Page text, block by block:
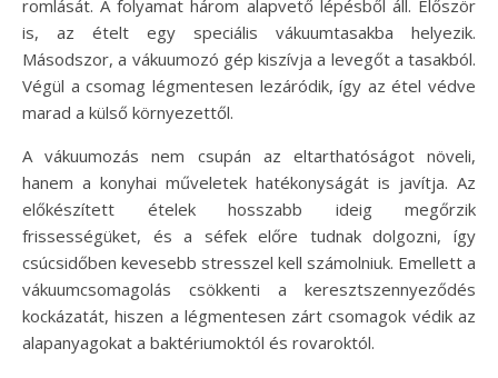
romlását. A folyamat három alapvető lépésből áll. Először
is, az ételt egy speciális vákuumtasakba helyezik.
Másodszor, a vákuumozó gép kiszívja a levegőt a tasakból.
Végül a csomag légmentesen lezáródik, így az étel védve
marad a külső környezettől.
A vákuumozás nem csupán az eltarthatóságot növeli,
hanem a konyhai műveletek hatékonyságát is javítja. Az
előkészített ételek hosszabb ideig megőrzik
frissességüket, és a séfek előre tudnak dolgozni, így
csúcsidőben kevesebb stresszel kell számolniuk. Emellett a
vákuumcsomagolás csökkenti a keresztszennyeződés
kockázatát, hiszen a légmentesen zárt csomagok védik az
alapanyagokat a baktériumoktól és rovaroktól.